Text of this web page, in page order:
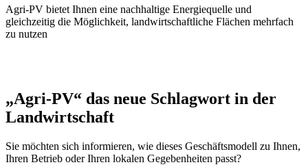
Agri-PV bietet Ihnen eine nachhaltige Energiequelle und
gleichzeitig die Möglichkeit, landwirtschaftliche Flächen mehrfach
zu nutzen
„Agri-PV“ das neue Schlagwort in der
Landwirtschaft
Sie möchten sich informieren, wie dieses Geschäftsmodell zu Ihnen,
Ihren Betrieb oder Ihren lokalen Gegebenheiten passt?